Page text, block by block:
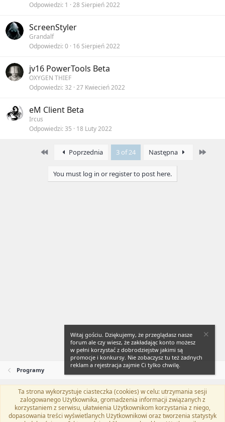
Odpowiedzi 1 28 Sierpień 2022
ScreenStyler
Grandalf
Odpowiedzi 0 16 Sierpień 2022
jv16 PowerTools Beta
OXYGEN THIEF
Odpowiedzi 32 27 Kwiecień 2022
eM Client Beta
Ircus
Odpowiedzi 35 18 Luty 2022
First Poprzednia 3 of 24 Następna
You must log in or register to post here.
Programy
Flat Awesome + (Parent DO NOT EDIT)
Polski (PL)
Kontakt
Regulamin Polityka prywatności Pomoc
Witaj gościu. Dziękujemy, że przeglądasz nasze
forum ale czy wiesz, że zakładając konto możesz
w pełni korzystać z dobrodziejstw jakimi są
promocje i konkursy. Nie zobaczysz tu też żadnych
reklam a rejestracja zajmie Ci tylko chwilę.
Ta strona wykorzystuje ciasteczka (cookies) w celu: utrzymania sesji
zalogowanego Użytkownika, gromadzenia informacji związanych z
korzystaniem z serwisu, ułatwienia Użytkownikom korzystania z niego,
dopasowania treści wyświetlanych Użytkownikowi oraz tworzenia statystyk